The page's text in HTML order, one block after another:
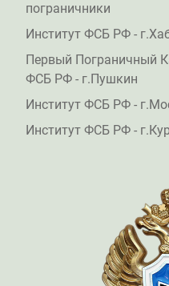
пограничники
Институт ФСБ РФ -
Первый Пограничный
ФСБ РФ - г.Пушкин
Институт ФСБ РФ -
Институт ФСБ РФ -